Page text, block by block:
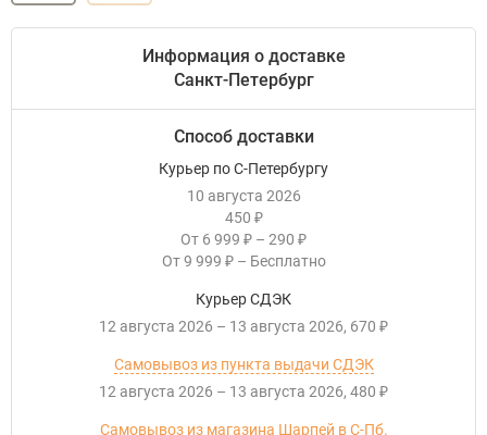
Информация о доставке
Санкт-Петербург
Способ доставки
Курьер по С-Петербургу
10 августа 2026
450 ₽
От 6 999 ₽ – 290 ₽
От 9 999 ₽ – Бесплатно
Курьер СДЭК
12 августа 2026 – 13 августа 2026 670 ₽
Самовывоз из пункта выдачи СДЭК
12 августа 2026 – 13 августа 2026 480 ₽
Самовывоз из магазина Шарпей в С-Пб.